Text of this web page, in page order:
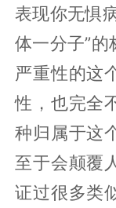
表现你无惧
体一分子”
严重性的这
性，也完全
种归属于这
至于会颠覆
证过很多类